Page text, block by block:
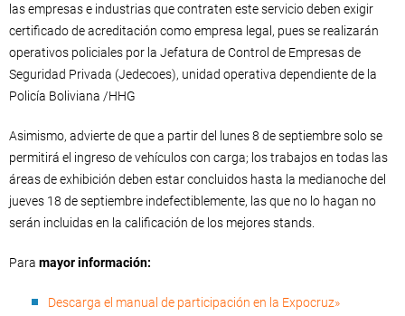
las empresas e industrias que contraten este servicio deben exigir
certificado de acreditación como empresa legal, pues se realizarán
operativos policiales por la Jefatura de Control de Empresas de
Seguridad Privada (Jedecoes), unidad operativa dependiente de la
Policía Boliviana /HHG
Asimismo, advierte de que a partir del lunes 8 de septiembre solo se
permitirá el ingreso de vehículos con carga; los trabajos en todas las
áreas de exhibición deben estar concluidos hasta la medianoche del
jueves 18 de septiembre indefectiblemente, las que no lo hagan no
serán incluidas en la calificación de los mejores stands.
Para mayor información:
Descarga el manual de participación en la Expocruz»